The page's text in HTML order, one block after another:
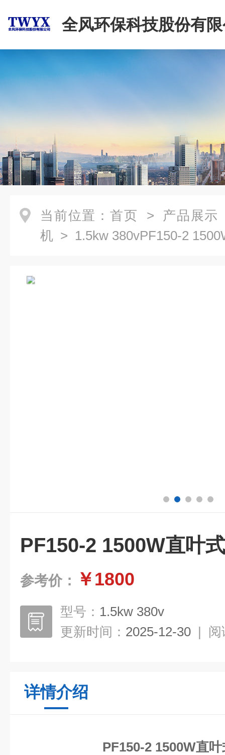
全风环保科技股份有
当前位置： 首页 > 产品展示
机 > 1.5kw 380vPF150-2
PF150-2 1500W直叶
参考价： ￥1800
型号： 1.5kw 380v
更新时间： 2025-12-30 | 阅
详情介绍
PF150-2 1500W直